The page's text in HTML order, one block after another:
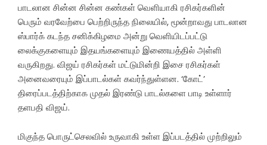
பாடலான சின்ன சின்ன கண்கள் வெளியாகி ரசிகர்களின்
பெரும் வரவேற்பை பெற்றிருந்த நிலையில், மூன்றாவது பாடலான
ஸ்பார்க் கடந்த சனிக்கிழமை அன்று வெளியிடப்பட்டு
லைக்குகளையும் இதயங்களையும் இணையத்தில் அள்ளி
வருகிறது. விஜய் ரசிகர்கள் மட்டுமின்றி இசை ரசிகர்கள்
அனைவரையும் இப்பாடல்கள் கவர்ந்துள்ளன. ‘கோட்’
திரைப்படத்திற்காக முதல் இரண்டு பாடல்களை பாடி உள்ளார்
தளபதி விஜய்.
மிகுந்த பொருட்செலவில் உருவாகி உள்ள இப்படத்தில் முற்றிலும்